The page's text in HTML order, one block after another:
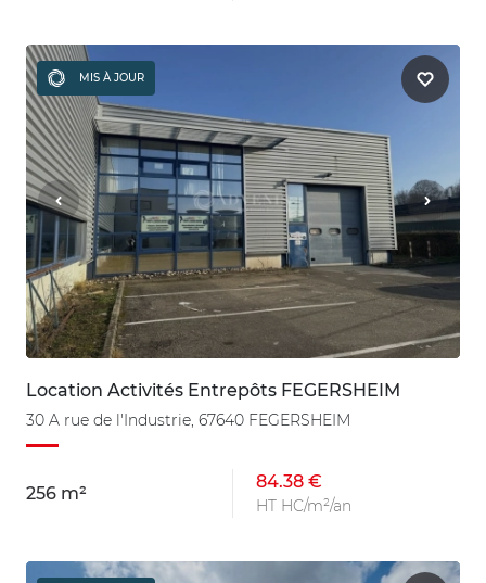
MIS À JOUR
Location Activités Entrepôts FEGERSHEIM
30 A rue de l'Industrie, 67640 FEGERSHEIM
256 m²
84.38 €
HT HC/m²/an